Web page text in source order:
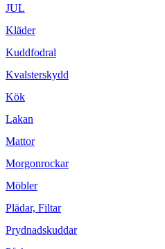
JUL
Kläder
Kuddfodral
Kvalsterskydd
Kök
Lakan
Mattor
Morgonrockar
Möbler
Plädar, Filtar
Prydnadskuddar